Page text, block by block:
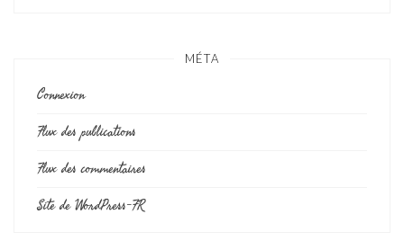
MÉTA
Connexion
Flux des publications
Flux des commentaires
Site de WordPress-FR